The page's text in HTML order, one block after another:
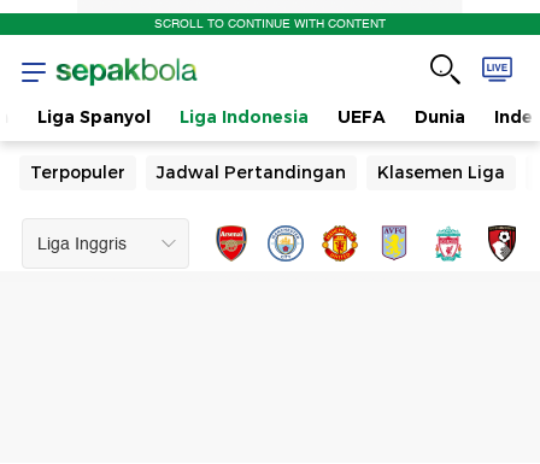
SCROLL TO CONTINUE WITH CONTENT
Liga Spanyol Liga Indonesia UEFA Dunia
Terpopuler Jadwal Pertandingan Klasemen Liga